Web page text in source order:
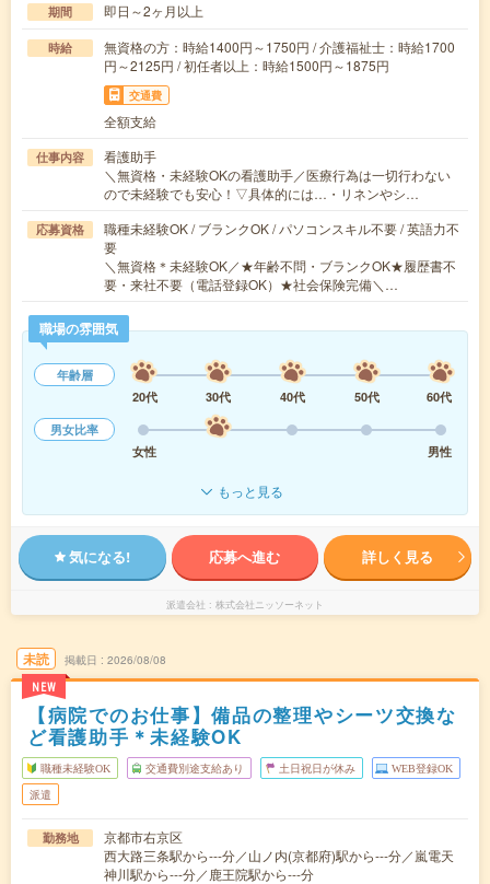
期間 即日～2ヶ月以上
時給
無資格の方：時給1400円～1750円 / 介護福祉士：時給1700
円～2125円 / 初任者以上：時給1500円～1875円
交通費
全額支給
仕事内容
看護助手
＼無資格・未経験OKの看護助手／医療行為は一切行わない
ので未経験でも安心！▽具体的には…・リネンやシ…
応募資格
職種未経験OK / ブランクOK / パソコンスキル不要 / 英語力不
要
＼無資格＊未経験OK／★年齢不問・ブランクOK★履歴書不
要・来社不要（電話登録OK）★社会保険完備＼…
職場の雰囲気
年齢層
20代
30代 40代 50代
60代
男女比率
女性
男性
もっと見る
気になる! 応募へ進む 詳しく見る
派遣会社 株式会社ニッソーネット
未読
NEW
掲載日 2026/08/08
【病院でのお仕事】備品の整理やシーツ交換な
ど看護助手＊未経験OK
職種未経験OK 交通費別途支給あり 土日祝日が休み WEB登録OK
派遣
勤務地
京都市右京区
西大路三条駅から---分／山ノ内(京都府)駅から---分／嵐電天
神川駅から---分／鹿王院駅から---分